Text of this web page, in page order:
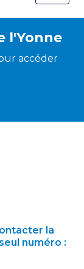
l'Yonne
accéder
la
numéro :